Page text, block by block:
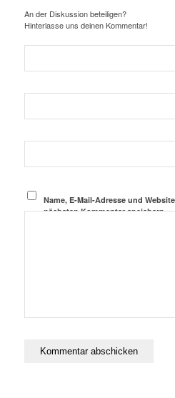
An der Diskussion beteiligen?
Hinterlasse uns deinen Kommentar!
Name, E-Mail-Adresse und
nächsten Kommentar speichern.